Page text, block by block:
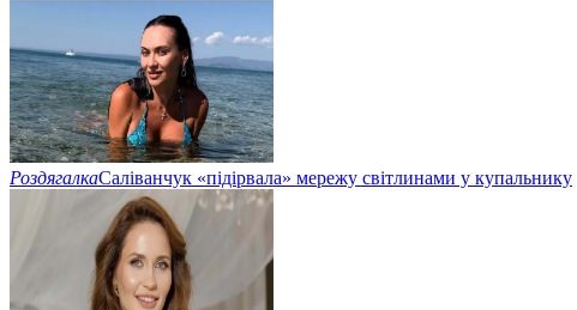
РоздягалкаСаліванчук «підірвала» мережу світлинами у купальнику